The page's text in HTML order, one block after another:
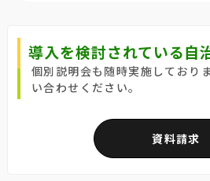
導入を検討されている自
個別説明会も随時実施しており
い合わせください。
資料請求